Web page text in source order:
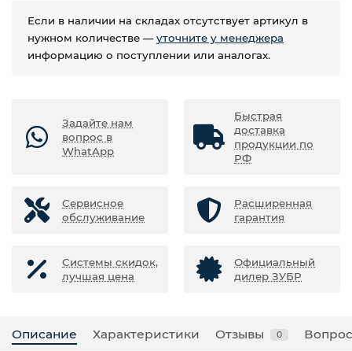
Если в наличии на складах отсутствует артикул в
нужном количестве —уточните у менеджера
информацию о поступлении или аналогах.
Задайте нам
вопрос в
WhatApp
Быстрая
доставка
продукции по
РФ
Сервисное
обслуживание
Расширенная
гарантия
Системы скидок,
лучшая цена
Официальный
дилер ЗУБР
Описание Характеристики Отзывы 0